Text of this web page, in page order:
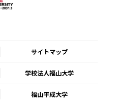
サイトマップ
学校法人福山大学
福山平成大学